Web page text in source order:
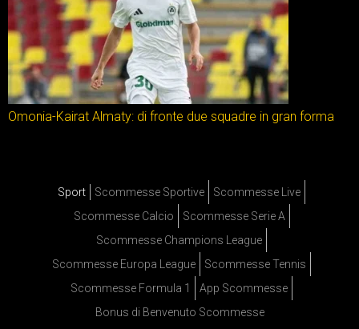
Omonia-Kairat Almaty: di fronte due squadre in gran forma
Sport Scommesse Sportive
Scommesse Live
Scommesse Calcio
Scommesse Serie A
Scommesse Champions League
Scommesse Europa League
Scommesse Tennis
Scommesse Formula 1
App Scommesse
Bonus di Benvenuto Scommesse